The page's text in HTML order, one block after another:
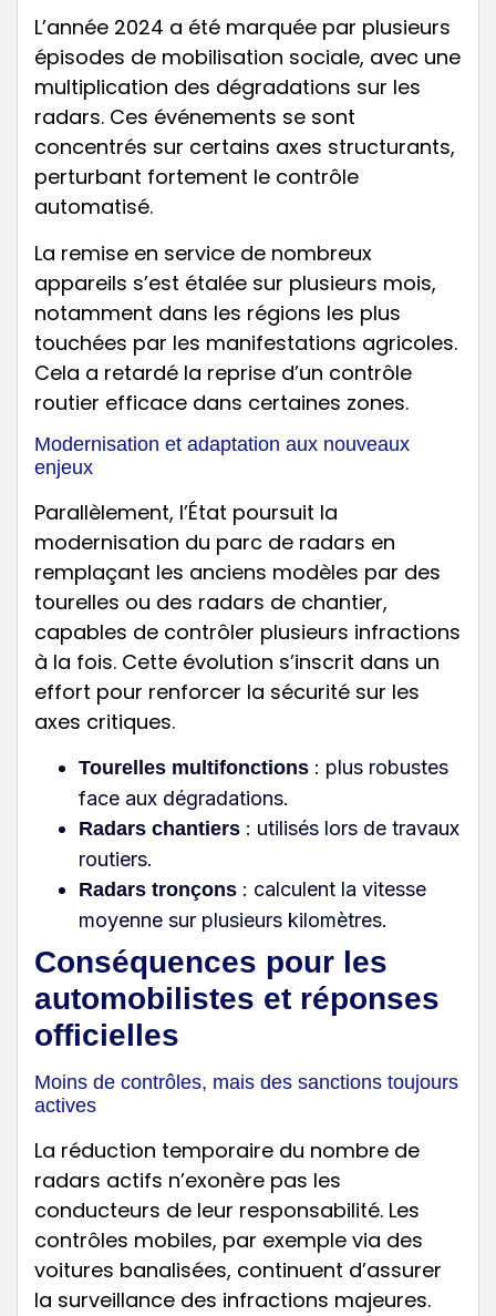
L’année 2024 a été marquée par plusieurs
épisodes de mobilisation sociale, avec une
multiplication des dégradations sur les
radars. Ces événements se sont
concentrés sur certains axes structurants,
perturbant fortement le contrôle
automatisé.
La remise en service de nombreux
appareils s’est étalée sur plusieurs mois,
notamment dans les régions les plus
touchées par les manifestations agricoles.
Cela a retardé la reprise d’un contrôle
routier efficace dans certaines zones.
Modernisation et adaptation aux nouveaux
enjeux
Parallèlement, l’État poursuit la
modernisation du parc de radars en
remplaçant les anciens modèles par des
tourelles ou des radars de chantier,
capables de contrôler plusieurs infractions
à la fois. Cette évolution s’inscrit dans un
effort pour renforcer la sécurité sur les
axes critiques.
Tourelles multifonctions : plus robustes
face aux dégradations.
Radars chantiers : utilisés lors de travaux
routiers.
Radars tronçons : calculent la vitesse
moyenne sur plusieurs kilomètres.
Conséquences pour les
automobilistes et réponses
officielles
Moins de contrôles, mais des sanctions toujours
actives
La réduction temporaire du nombre de
radars actifs n’exonère pas les
conducteurs de leur responsabilité. Les
contrôles mobiles, par exemple via des
voitures banalisées, continuent d’assurer
la surveillance des infractions majeures.